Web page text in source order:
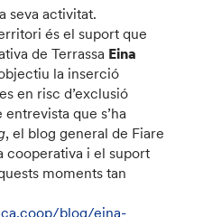
seva activitat.
és el suport que
de Terrassa Eina
la inserció
en risc d’exclusió
que s’ha
, el blog general de Fiare
cooperativa i el suport
moments tan
blog/eina-